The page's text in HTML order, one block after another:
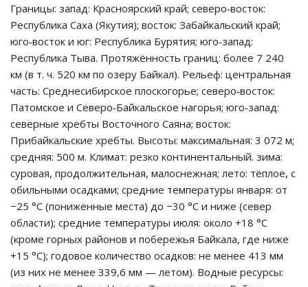
Границы: запад: Красноярский край; северо‑восток:
Республика Саха (Якутия); восток: Забайкальский край;
юго‑восток и юг: Республика Бурятия; юго‑запад:
Республика Тыва. Протяжённость границ: более 7 240
км (в т. ч. 520 км по озеру Байкал). Рельеф: центральная
часть: Среднесибирское плоскогорье; северо‑восток:
Патомское и Северо‑Байкальское нагорья; юго‑запад:
северные хребты Восточного Саяна; восток:
Прибайкальские хребты. Высоты: максимальная: 3 072 м;
средняя: 500 м. Климат: резко континентальный. зима:
суровая, продолжительная, малоснежная; лето: тёплое, с
обильными осадками; средние температуры января: от
−25 °C (пониженные места) до −30 °C и ниже (север
области); средние температуры июля: около +18 °C
(кроме горных районов и побережья Байкала, где ниже
+15 °C); годовое количество осадков: не менее 413 мм
(из них не менее 339,6 мм — летом). Водные ресурсы: